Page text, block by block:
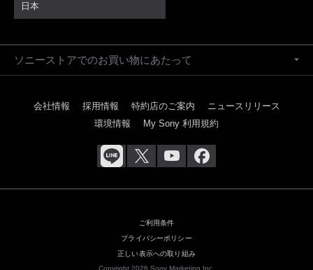
日本
ソニーストアでのお買い物にあたって
会社情報 採用情報 特約店のご案内
ニュースリリース
環境情報
My Sony 利用規約
ご利用条件
プライバシーポリシー
正しい表示への取り組み
Copyright 2026 Sony Marketing Inc.